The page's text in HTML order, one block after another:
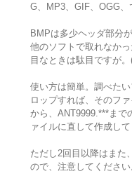
G、MP3、GIF、OGG、
BMPは多少ヘッダ部分
他のソフトで取れなか
目なときは駄目ですが。
使い方は簡単。調べた
ロップすれば、そのフ
から、ANT9999.***まで
ァイルに直して作成して
ただし2回目以降はまた
ので、注意してください